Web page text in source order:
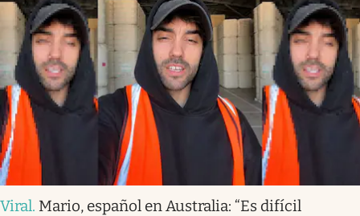
Viral. Mario, español en Australia: “Es difícil